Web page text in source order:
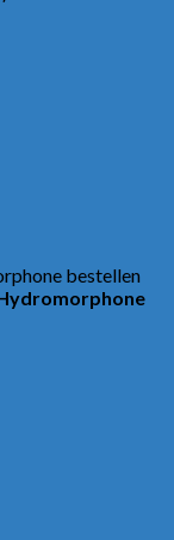
bestellen